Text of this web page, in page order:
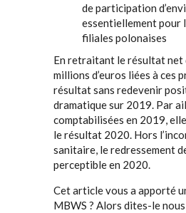
de participation
essentiellement pour
filiales polonaises
En retraitant le résultat net
millions d’euros liées à ces
résultat sans redevenir
dramatique sur 2019. Par
comptabilisées en 2019,
le résultat 2020. Hors
sanitaire, le redressement
perceptible en 2020.
Cet article vous a apporté
MBWS ? Alors dites-le